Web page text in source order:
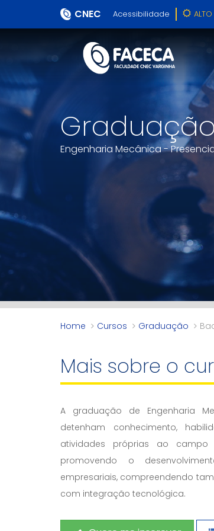
CNEC Acessibilidade
Graduação
Engenharia Mecânica -
Home Cursos Graduação
Mais sobre o
A graduação de Engenharia
detenham conhecimento,
atividades próprias ao campo
promovendo o
empresariais, compreendendo
com integração tecnológica.